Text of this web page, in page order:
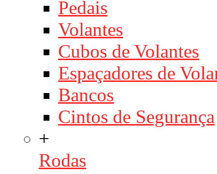
Pedais
Volantes
Cubos de Volantes
Espaçadores de
Bancos
Cintos de Segurança
+
Rodas